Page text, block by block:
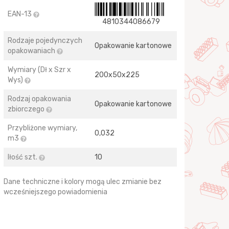
EAN-13
4810344086679
Rodzaje pojedynczych
opakowaniach
Opakowanie kartonowe
Wymiary (Dł x Szr x
Wys)
200х50х225
Rodzaj opakowania
zbiorczego
Opakowanie kartonowe
Przybliżone wymiary,
m3
0,032
Iłość szt. 10
Dane techniczne i kolory mogą ulec zmianie bez
wcześniejszego powiadomienia